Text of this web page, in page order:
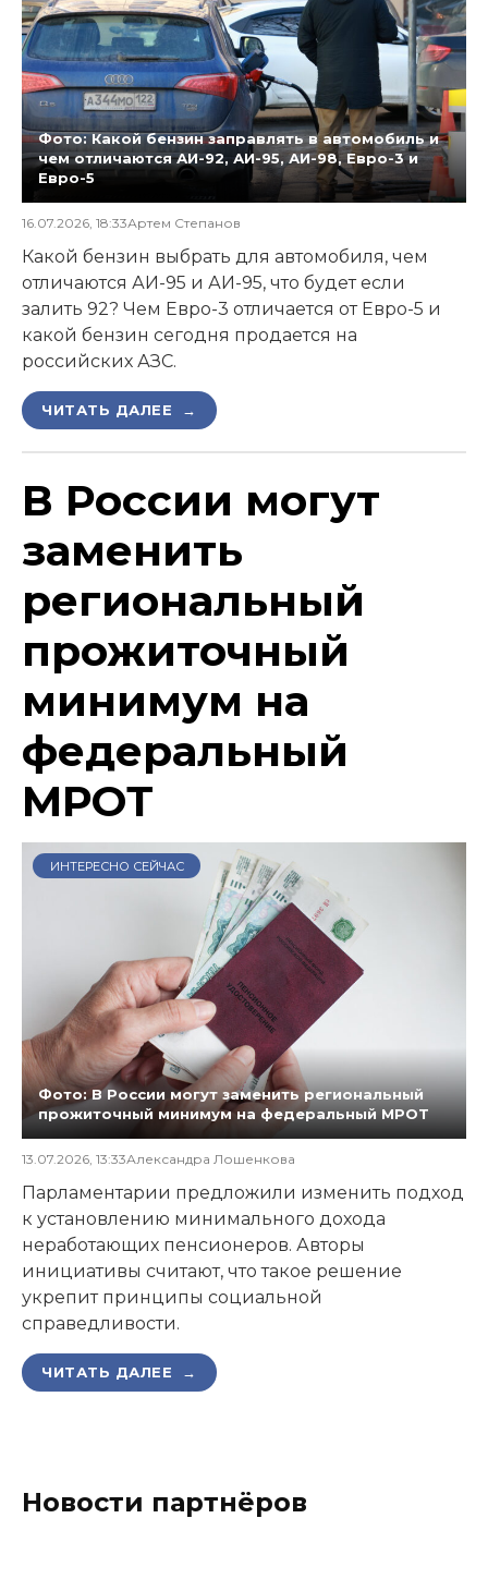
Фото: Какой бензин заправлять в автомобиль и
чем отличаются АИ-92, АИ-95, АИ-98, Евро-3 и
Евро-5
16.07.2026, 18:33Артем Степанов
Какой бензин выбрать для автомобиля, чем
отличаются АИ-95 и АИ-95, что будет если
залить 92? Чем Евро-3 отличается от Евро-5 и
какой бензин сегодня продается на
российских АЗС.
ЧИТАТЬ ДАЛЕЕ →
В России могут
заменить
региональный
прожиточный
минимум на
федеральный
МРОТ
ИНТЕРЕСНО СЕЙЧАС
Фото: В России могут заменить региональный
прожиточный минимум на федеральный МРОТ
13.07.2026, 13:33Александра Лошенкова
Парламентарии предложили изменить подход
к установлению минимального дохода
неработающих пенсионеров. Авторы
инициативы считают, что такое решение
укрепит принципы социальной
справедливости.
ЧИТАТЬ ДАЛЕЕ →
Новости партнёров